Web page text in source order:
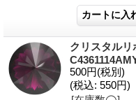
クリスタルリ
500円(税別)
(税込: 550円)